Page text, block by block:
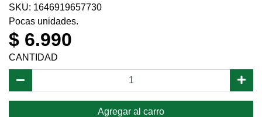
SKU: 1646919657730
Pocas unidades.
$ 6.990
CANTIDAD
Agregar al carro